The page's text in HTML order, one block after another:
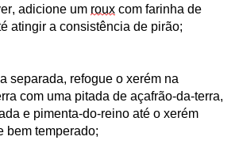
adicione um roux com farinha de
atingir a consistência de pirão;
separada, refogue o xerém na
com uma pitada de açafrão-da-terra,
e pimenta-do-reino até o xerém
bem temperado;